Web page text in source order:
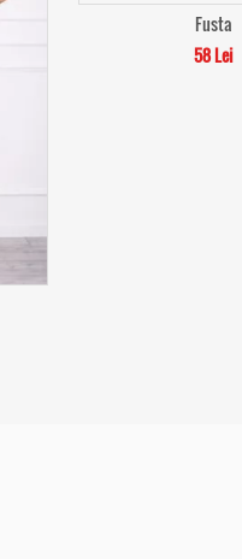
Fusta
58 Lei